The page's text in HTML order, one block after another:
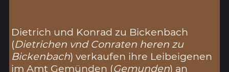
Dietrich und Konrad zu Bickenbach
(Dietrichen vnd Conraten heren zu
Bickenbach) verkaufen ihre Leibeigenen
im Amt Gemünden (Gemunden) an